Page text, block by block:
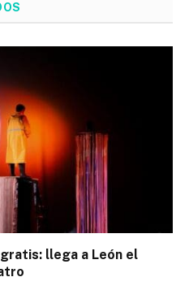
llega a León el